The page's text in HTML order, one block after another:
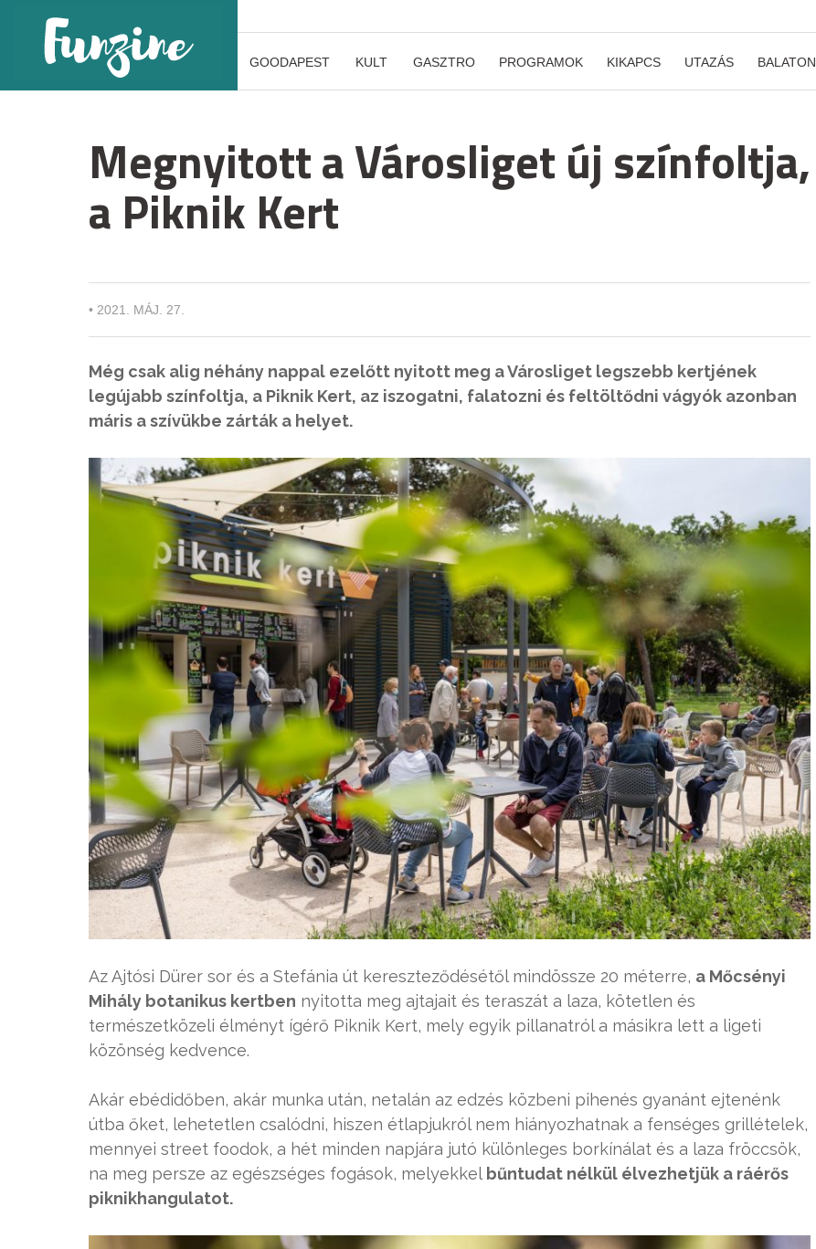
GOODAPEST KULT GASZTRO PROGRAMOK KIKAPCS UTAZÁS BALATON
Megnyitott a Városliget új színfoltja,
a Piknik Kert
• 2021. MÁJ. 27.
Még csak alig néhány nappal ezelőtt nyitott meg a Városliget legszebb kertjének
legújabb színfoltja, a Piknik Kert, az iszogatni, falatozni és feltöltődni vágyók azonban
máris a szívükbe zárták a helyet.
Az Ajtósi Dürer sor és a Stefánia út kereszteződésétől mindössze 20 méterre, a Mőcsényi
Mihály botanikus kertben nyitotta meg ajtajait és teraszát a laza, kötetlen és
természetközeli élményt ígérő Piknik Kert, mely egyik pillanatról a másikra lett a ligeti
közönség kedvence.
Akár ebédidőben, akár munka után, netalán az edzés közbeni pihenés gyanánt ejtenénk
útba őket, lehetetlen csalódni, hiszen étlapjukról nem hiányozhatnak a fenséges grillételek,
mennyei street foodok, a hét minden napjára jutó különleges borkínálat és a laza fröccsök,
na meg persze az egészséges fogások, melyekkel bűntudat nélkül élvezhetjük a ráérős
piknikhangulatot.